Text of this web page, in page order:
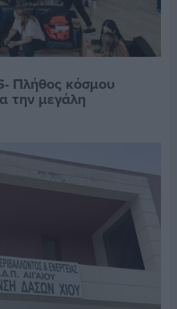
Πλήθος κόσμου
την μεγάλη